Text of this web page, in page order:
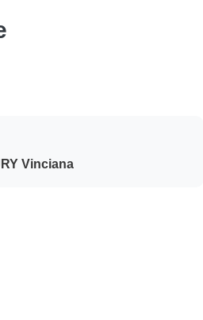
Vinciana